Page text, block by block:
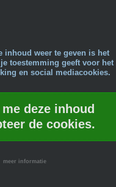
inhoud weer te geven is het
toestemming geeft voor het
en social mediacookies.
deze inhoud
de cookies.
meer informatie